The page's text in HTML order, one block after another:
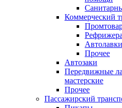
Коммерческий
Автолавки
Прочее
Автозаки
Передвижные
мастерские
Прочее
Пассажирский